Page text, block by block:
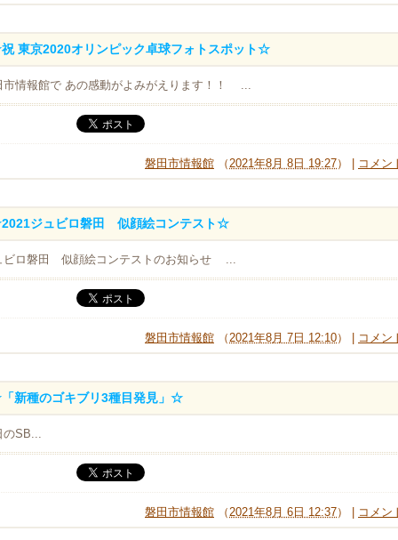
東京2020オリンピック卓球フォトスポット☆
市情報館で あの感動がよみがえります！！ ...
磐田市情報館 （2021年8月 8日 19:27） | コメン
ジュビロ磐田 似顔絵コンテスト☆
ビロ磐田 似顔絵コンテストのお知らせ ...
磐田市情報館 （2021年8月 7日 12:10） | コメン
新種のゴキブリ3種目発見」☆
のSB...
磐田市情報館 （2021年8月 6日 12:37） | コメン